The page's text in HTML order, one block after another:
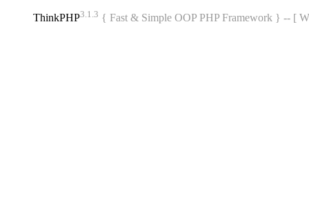
ThinkPHP3.1.3 { Fast & Simple OOP PHP Framework } -- [